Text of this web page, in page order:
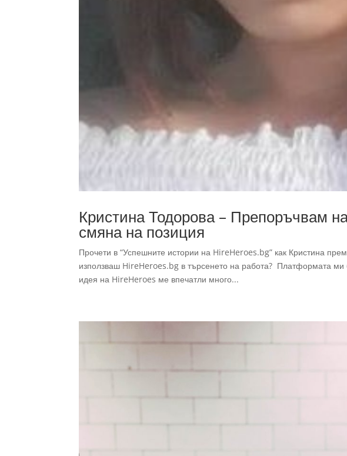
Кристина Тодорова – Препоръчвам
смяна на позиция
Прочети в “Успешните истории на HireHeroes.bg” как Кристина
използваш HireHeroes.bg в търсенето на работа? Платформата
идея на HireHeroes ме впечатли много...